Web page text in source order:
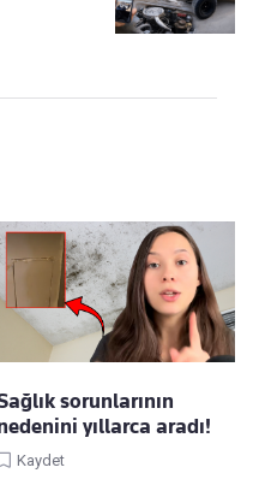
sorunlarının
yıllarca aradı!
Kaydet